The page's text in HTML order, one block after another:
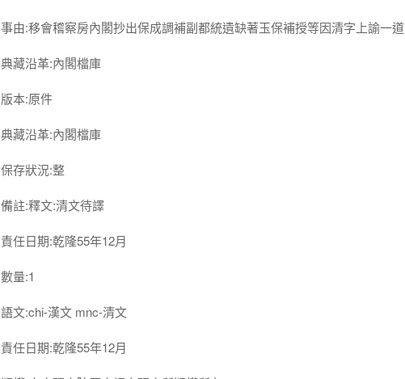
事由:移會稽察房內閣抄出保成調補副都統遺缺著玉保補授等因清字上諭一道
典藏沿革:內閣檔庫
版本:原件
典藏沿革:內閣檔庫
保存狀況:整
備註:釋文:清文待譯
責任日期:乾隆55年12月
數量:1
語文:chi-漢文 mnc-清文
責任日期:乾隆55年12月